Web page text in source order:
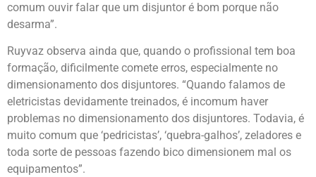
comum ouvir falar que um disjuntor é bom porque não
desarma”.
Ruyvaz observa ainda que, quando o profissional tem boa
formação, dificilmente comete erros, especialmente no
dimensionamento dos disjuntores. “Quando falamos de
eletricistas devidamente treinados, é incomum haver
problemas no dimensionamento dos disjuntores. Todavia, é
muito comum que ‘pedricistas’, ‘quebra-galhos’, zeladores e
toda sorte de pessoas fazendo bico dimensionem mal os
equipamentos”.